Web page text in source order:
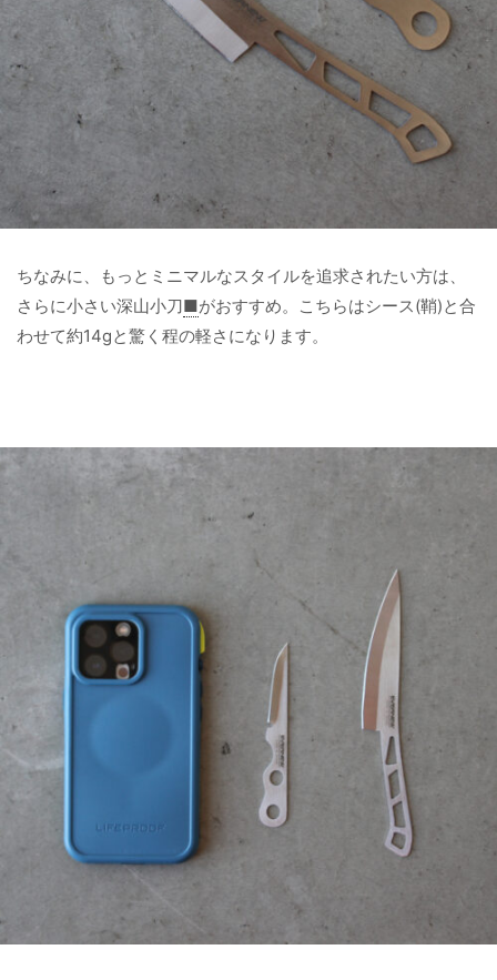
ちなみに、もっとミニマルなスタイルを追求されたい方は、
さらに小さい深山小刀■がおすすめ。こちらはシース(鞘)と合
わせて約14gと驚く程の軽さになります。